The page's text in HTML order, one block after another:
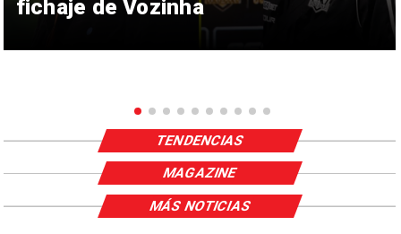
fichaje de Vozinha
TENDENCIAS
MAGAZINE
MÁS NOTICIAS